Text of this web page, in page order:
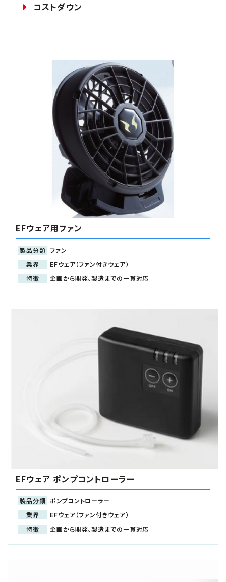
コストダウン
EFウェア用ファン
製品分類 ファン
業界
EFウェア（ファン付きウェア）
特徴
企画から開発、製造までの一貫対応
EFウェア ポンプコントローラー
製品分類 ポンプコントローラー
業界
EFウェア（ファン付きウェア）
特徴
企画から開発、製造までの一貫対応